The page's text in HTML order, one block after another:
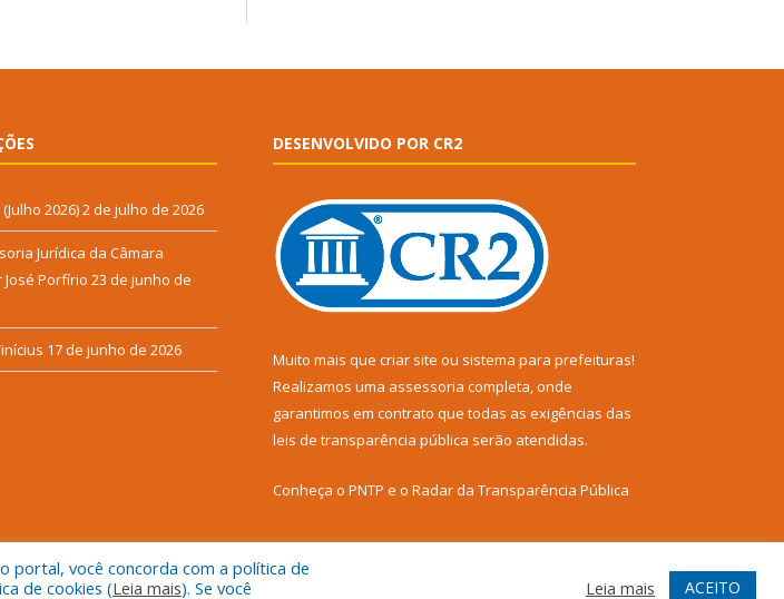
2026)2 de julho de 2026
Jurídica da Câmara
Porfírio 23 de junho de
17 de junho de 2026
DESENVOLVIDO POR CR2
Muito mais que criar site ou sistema para prefeituras!
Realizamos uma assessoria completa, onde
garantimos em contrato que todas as exigências das
leis de transparência pública serão atendidas.
Conheça o PNTP e o Radar da Transparência Pública
portal, você concorda com a política de
de cookies (Leia mais). Se você
Leia mais ACEITO